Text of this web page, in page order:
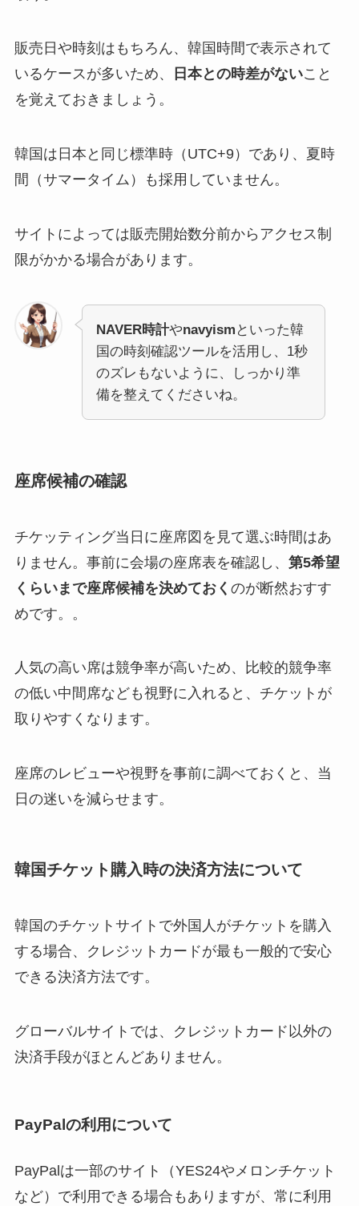
販売日や時刻はもちろん、韓国時間で表示されて
いるケースが多いため、
日本との時差がないこと
を覚えておきましょう。
韓国は日本と同じ標準時（UTC+9）であり、夏時
間（サマータイム）も採用していません。
サイトによっては販売開始数分前からアクセス制
限がかかる場合があります。
NAVER時計やnavyism といった韓
国の時刻確認ツールを活用し、1秒
のズレもないように、しっかり準
備を整えてくださいね。
座席候補の確認
チケッティング当日に座席図を見て選ぶ時間はあ
りません。事前に会場の座席表を確認し、 第5希望
くらいまで座席候補を決めておく のが断然おすす
めです。。
人気の高い席は競争率が高いため、比較的競争率
の低い中間席なども視野に入れると、チケットが
取りやすくなります。
座席のレビューや視野を事前に調べておくと、当
日の迷いを減らせます。
韓国チケット購入時の決済方法について
韓国のチケットサイトで外国人がチケットを購入
する場合、クレジットカードが最も一般的で安心
できる決済方法です。
グローバルサイトでは、クレジットカード以外の
決済手段がほとんどありません。
PayPalの利用について
PayPalは一部のサイト（YES24やメロンチケット
など）で利用できる場合もありますが、常に利用